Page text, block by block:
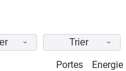
Trier
Portes Energie